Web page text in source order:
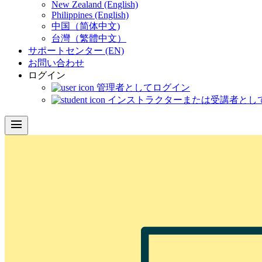
New Zealand (English)
Philippines (English)
中国（简体中文)
台灣（繁體中文）
サポートセンター (EN)
お問い合わせ
ログイン
管理者としてログイン
インストラクターまたは受講者とし
menu